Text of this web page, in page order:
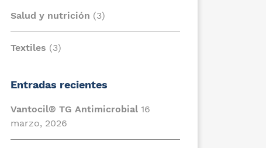
Salud y nutrición (3)
Textiles (3)
Entradas recientes
Vantocil® TG Antimicrobial 16
marzo, 2026